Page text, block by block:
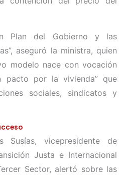
Plan del Gobierno y las
aseguró la ministra, quien
modelo nace con vocación
pacto por la vivienda” que
sociales, sindicatos y
vicepresidente de
Justa e Internacional
Sector, alertó sobre las